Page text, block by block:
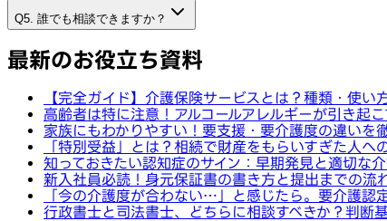
Q5. 誰でも相談できますか？
最新のお役立ち資料
【完全ガイド】介護保険サービスとは？種類・使
高齢者は特に注意！アルコールアレルギーが引き起
家族にもわかりやすい！要支援・要介護度の違いを
「特別受益」とは？相続で財産をもらいすぎた人へ
知っておきたい認知症のサイン：早期発見と適切な
新入社員必読！身元保証書の書き方と提出までの流
「今の介護度が合わない…」と感じたら。要介護認
行政書士と司法書士、どちらに相談すべきか？判断